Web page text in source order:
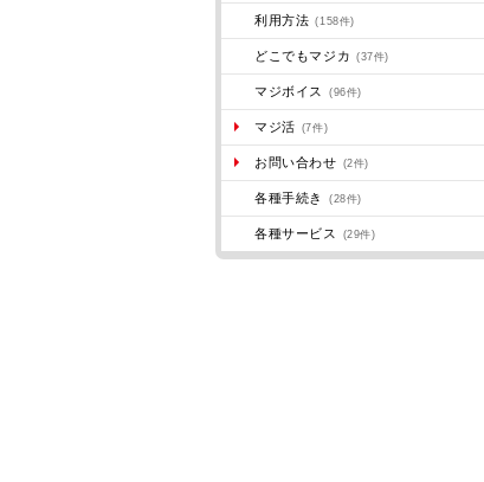
利用方法 (158件)
どこでもマジカ (37件)
マジボイス (96件)
マジ活 (7件)
お問い合わせ (2件)
各種手続き (28件)
各種サービス (29件)